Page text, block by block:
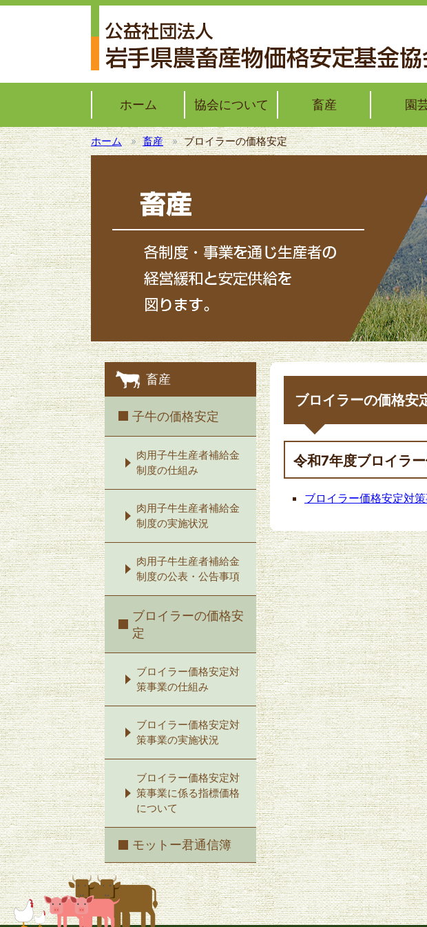
ホーム 協会について
協会概要
協会レポート
畜産
子牛の価格安定
ブロイラーの価格安定
モットー君通信簿
園
野菜・花の
野菜の出荷
加工・業務
果樹の経営
果樹の技術
ホーム 畜産 ブロイラーの価格安定
ブロイラーの価格安
令和7年度ブロイラ
ブロイラー価格安定対
畜産
子牛の価格安定
肉用子牛生産者補給金
制度の仕組み
肉用子牛生産者補給金
制度の実施状況
肉用子牛生産者補給金
制度の公表・公告事項
ブロイラーの価格安
定
ブロイラー価格安定対
策事業の仕組み
ブロイラー価格安定対
策事業の実施状況
ブロイラー価格安定対
策事業に係る指標価格
について
モットー君通信簿